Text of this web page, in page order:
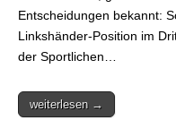
Entscheidungen bekannt:
Linkshänder-Position im
der Sportlichen…
weiterlesen →